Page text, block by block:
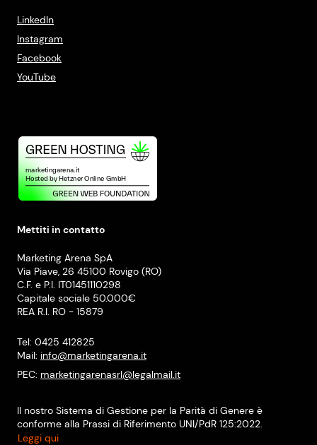
LinkedIn
Instagram
Facebook
YouTube
Mettiti in contatto
Marketing Arena SpA
Via Piave, 26 45100 Rovigo (RO)
C.F. e P.I. IT01451110298
Capitale sociale 50.000€
REA R.I. RO - 15879
Tel: 0425 412825
Mail: info@marketingarena.it
PEC: marketingarenasrl@legalmail.it
Il nostro Sistema di Gestione per la Parità di Genere è
conforme alla Prassi di Riferimento UNI/PdR 125:2022.
Leggi qui